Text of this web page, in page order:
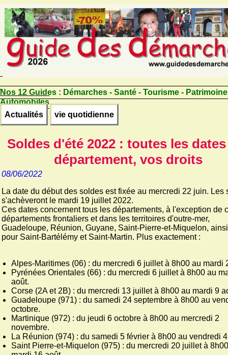
Nos 12 Guides : Démarches - Santé - Tourisme -
Automobiles
Actualités
vie quotidienne
Soldes d'été 2022 : toutes les
département, vos droits
08/06/2022
La date du début des soldes est fixée au mercredi 22 juin. Les
s'achèveront le mardi 19 juillet 2022.
Ces dates concernent tous les départements, à l'exception de
départements frontaliers et dans les territoires d'outre-mer,
Guadeloupe, Réunion, Guyane, Saint-Pierre-et-Miquelon,
pour Saint-Bartélémy et Saint-Martin. Plus exactement :
Alpes-Maritimes (06) : du mercredi 6 juillet à 8h00 au mardi
Pyrénées Orientales (66) : du mercredi 6 juillet à 8h00 au
août.
Corse (2A et 2B) : du mercredi 13 juillet à 8h00 au mardi 9
Guadeloupe (971) : du samedi 24 septembre à 8h00 au
octobre.
Martinique (972) : du jeudi 6 octobre à 8h00 au mercredi 2
novembre.
La Réunion (974) : du samedi 5 février à 8h00 au vendredi
Saint Pierre-et-Miquelon (975) : du mercredi 20 juillet à